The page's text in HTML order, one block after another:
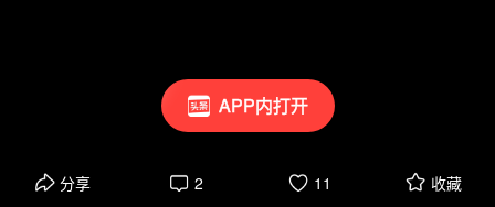
APP内打开
分享 2 11 收藏